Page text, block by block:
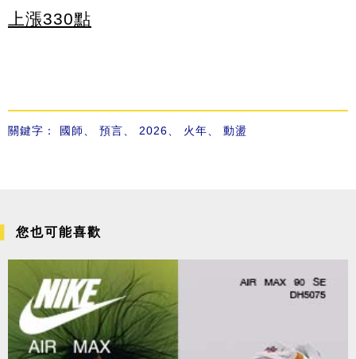
上漲330點
關鍵字： 國師、 預言、 2026、 火年、 動盪
您也可能喜歡